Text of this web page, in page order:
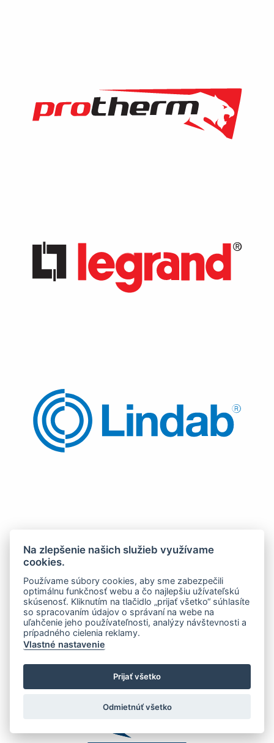
Na zlepšenie našich služieb využívame
cookies.
Používame súbory cookies, aby sme zabezpečili
optimálnu funkčnosť webu a čo najlepšiu užívateľskú
skúsenosť. Kliknutím na tlačidlo „prijať všetko“ súhlasíte
so spracovaním údajov o správaní na webe na
uľahčenie jeho používateľnosti, analýzy návštevnosti a
prípadného cielenia reklamy.
Vlastné nastavenie
Prijať všetko
Odmietnúť všetko